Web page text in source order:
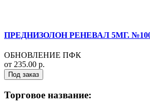
ПРЕДНИЗОЛОН РЕНЕВАЛ 5МГ. №100
ОБНОВЛЕНИЕ ПФК
от 235.00 р.
Под заказ
Торговое название: